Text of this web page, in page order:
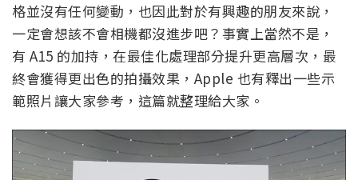
格並沒有任何變動，也因此對於有興趣的朋友來說，
一定會想該不會相機都沒進步吧？事實上當然不是，
有 A15 的加持，在最佳化處理部分提升更高層次，最
終會獲得更出色的拍攝效果，Apple 也有釋出一些示
範照片讓大家參考，這篇就整理給大家。